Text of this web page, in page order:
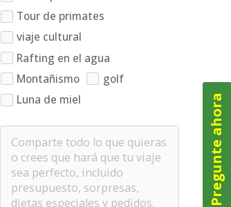
Tour de primates
viaje cultural
Rafting en el agua
Montañismo
golf
Luna de miel
Pregunte ahora